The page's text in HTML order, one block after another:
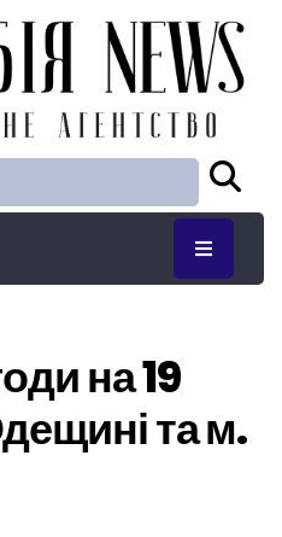
на 19
та м.